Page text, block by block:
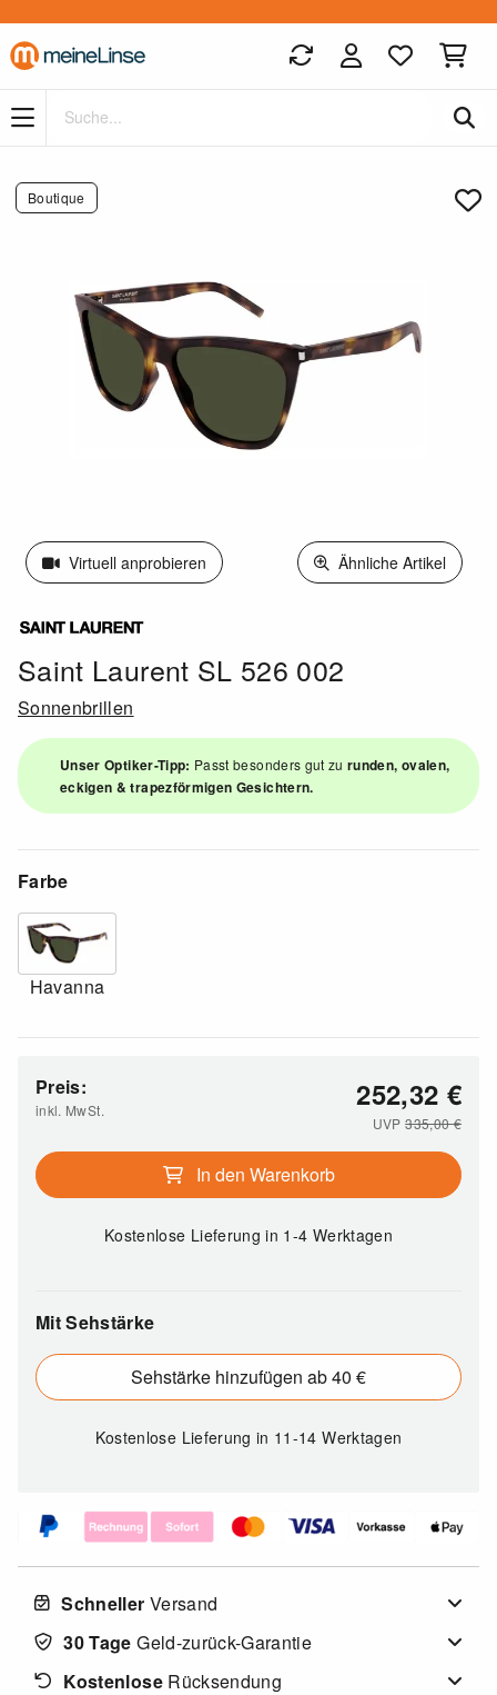
Zum Hauptinhalt springen
Boutique
Virtuell anprobieren Ähnliche Artikel
Saint Laurent SL 526 002
Sonnenbrillen
Unser Optiker-Tipp: Passt besonders gut zurunden, ovalen,
eckigen & trapezförmigen Gesichtern.
Farbe
Havanna
Preis:
inkl. MwSt. 252,32 €
UVP335,00€
In den Warenkorb
Kostenlose Lieferungin 1-4 Werktagen
Mit Sehstärke
Sehstärke hinzufügen ab 40 €
Kostenlose Lieferungin 11-14 Werktagen
Schneller Versand
30 Tage Geld-zurück-Garantie
KostenloseRücksendung